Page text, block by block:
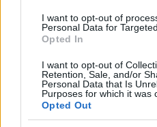
I want to opt-out of
Personal Data for
Opted In
I want to opt-out of
Retention, Sale, and/or
Personal Data that Is
Purposes for which it was
Opted Out
Λειτουργώ πάντα για το
Έτσι λοιπόν δεν άλλαξα
μόνο περιέγραψα την
κλινικής του εικόνας
ορθοπαιδικών